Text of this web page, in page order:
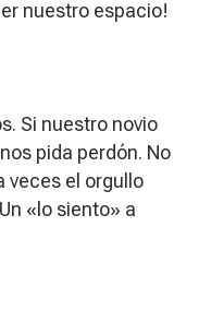
nuestro espacio!
Si nuestro novio
pida perdón. No
veces el orgullo
«lo siento» a